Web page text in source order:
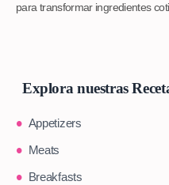
para transformar ingredientes
Explora nuestras
Appetizers
Meats
Breakfasts